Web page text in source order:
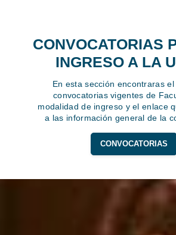
CONVOCATORIAS
INGRESO A LA
En esta sección encontraras
convocatorias vigentes de
modalidad de ingreso y el enlace
a las información general de la
CONVOCATORIAS